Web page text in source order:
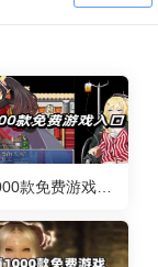
像素游戏
701款应用
pc游戏
3450款应用
魅魔移植1000款免费游戏入口